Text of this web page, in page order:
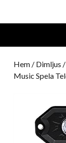
Hem / Dimljus
Music Spela